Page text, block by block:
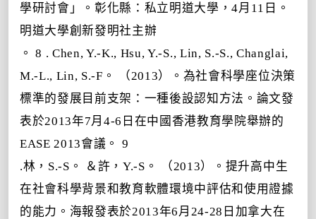
學研討會」。彰化縣：私立明道大學，4月11日。
明道大學創新發明社主辦
。 8 . Chen, Y.-K., Hsu, Y.-S., Lin, S.-S., Changlai,
M.-L., Lin, S.-F。 （2013）。為社會科學座位決策
標準的發展目前支架：一種後設認知方法。論文發
表於2013年7月4-6日在中國香港教育學院舉辦的
EASE 2013會議。 9
.林，S.-S。 ＆許，Y.-S。 （2013）。提升高中生
在社會科學背景和教育軟體環境中評估和使用證據
的能力。海報發表於2013年6月24-28日加拿大在